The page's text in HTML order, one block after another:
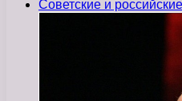
Советские и